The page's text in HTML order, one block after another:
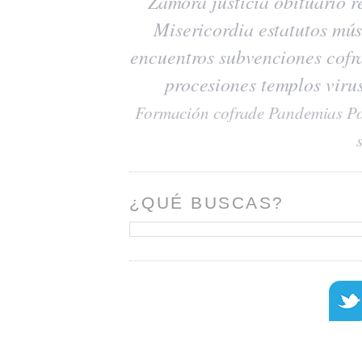
Misericordia estatutos
encuentrossubvenciones
procesiones templos
Formación cofradePandemias
¿QUÉ BUSCAS?